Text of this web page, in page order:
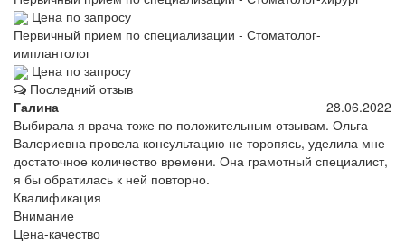
Цена по запросу
Первичный прием по специализации - Стоматолог-
имплантолог
Цена по запросу
Последний отзыв
Галина
28.06.2022
Выбирала я врача тоже по положительным отзывам. Ольга
Валериевна провела консультацию не торопясь, уделила мне
достаточное количество времени. Она грамотный специалист,
я бы обратилась к ней повторно.
Квалификация
Внимание
Цена-качество